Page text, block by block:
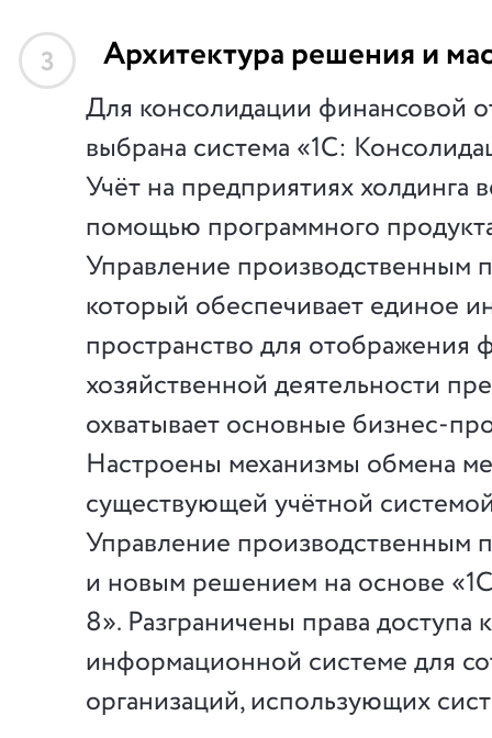
3 Архитектура решения и
Для консолидации финансовой
выбрана система «1С:
Учёт на предприятиях холдинга
помощью программного
Управление производственным
который обеспечивает единое
пространство для отображения
хозяйственной деятельности
охватывает основные бизнес-
Настроены механизмы обмена
существующей учётной
Управление производственным
и новым решением на основе
8». Разграничены права доступа к
информационной системе для
организаций, использующих